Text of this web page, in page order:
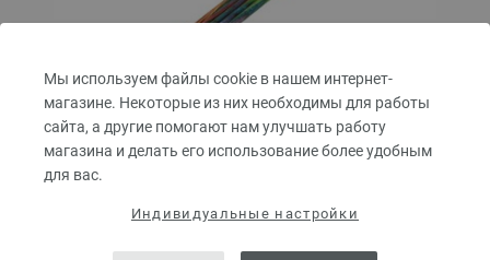
Мы используем файлы cookie в нашем интернет-
магазине. Некоторые из них необходимы для работы
сайта, а другие помогают нам улучшать работу
магазина и делать его использование более удобным
для вас.
Индивидуальные настройки
Чулочные спицы Design-Holz Multicolor 3,5/20 см